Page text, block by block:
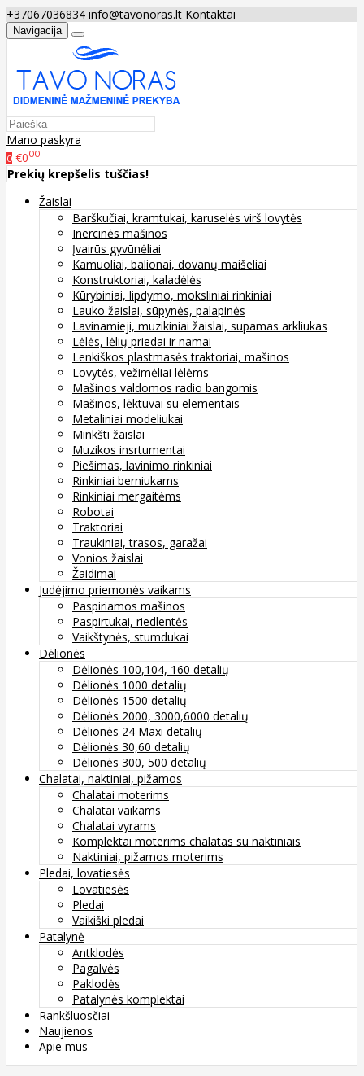
+37067036834 info@tavonoras.lt Kontaktai
Navigacija
Mano paskyra
0 €000
Prekių krepšelis tuščias!
Žaislai
Barškučiai, kramtukai, karuselės virš lovytės
Inercinės mašinos
Įvairūs gyvūnėliai
Kamuoliai, balionai, dovanų maišeliai
Konstruktoriai, kaladėlės
Kūrybiniai, lipdymo, moksliniai rinkiniai
Lauko žaislai, sūpynės, palapinės
Lavinamieji, muzikiniai žaislai, supamas arkliukas
Lėlės, lėlių priedai ir namai
Lenkiškos plastmasės traktoriai, mašinos
Lovytės, vežimėliai lėlėms
Mašinos valdomos radio bangomis
Mašinos, lėktuvai su elementais
Metaliniai modeliukai
Minkšti žaislai
Muzikos insrtumentai
Piešimas, lavinimo rinkiniai
Rinkiniai berniukams
Rinkiniai mergaitėms
Robotai
Traktoriai
Traukiniai, trasos, garažai
Vonios žaislai
Žaidimai
Judėjimo priemonės vaikams
Paspiriamos mašinos
Paspirtukai, riedlentės
Vaikštynės, stumdukai
Dėlionės
Dėlionės 100,104, 160 detalių
Dėlionės 1000 detalių
Dėlionės 1500 detalių
Dėlionės 2000, 3000,6000 detalių
Dėlionės 24 Maxi detalių
Dėlionės 30,60 detalių
Dėlionės 300, 500 detalių
Chalatai, naktiniai, pižamos
Chalatai moterims
Chalatai vaikams
Chalatai vyrams
Komplektai moterims chalatas su naktiniais
Naktiniai, pižamos moterims
Pledai, lovatiesės
Lovatiesės
Pledai
Vaikiški pledai
Patalynė
Antklodės
Pagalvės
Paklodės
Patalynės komplektai
Rankšluosčiai
Naujienos
Apie mus